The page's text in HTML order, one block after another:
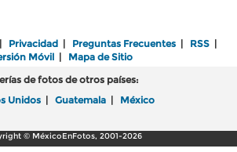
| Privacidad | Preguntas Frecuentes | RSS |
Móvil| Mapa de Sitio
de fotos de otros países:
Unidos | Guatemala | México
© MéxicoEnFotos, 2001-2026